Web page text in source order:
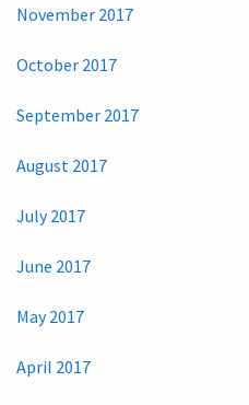
November 2017
October 2017
September 2017
August 2017
July 2017
June 2017
May 2017
April 2017